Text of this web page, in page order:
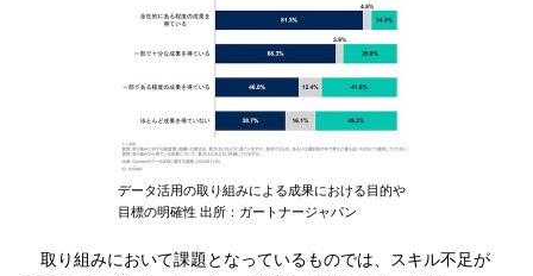
データ活用の取り組みによる成果における目的や
目標の明確性 出所：ガートナージャパン
取り組みにおいて課題となっているものでは、スキル不足が